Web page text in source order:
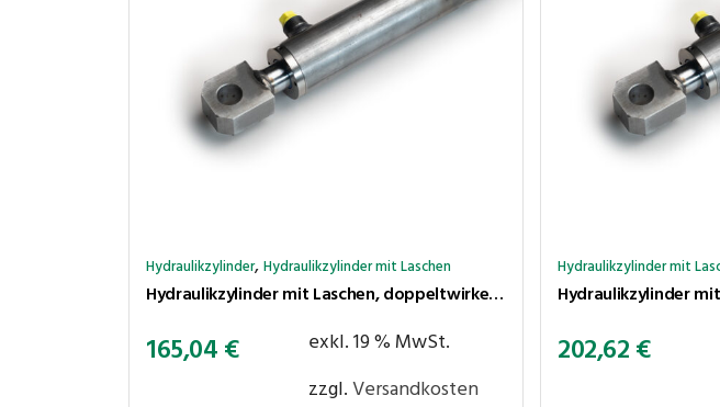
Hydraulikzylinder,Hydraulikzylinder mit Laschen
Hydraulikzylinder mit Laschen, doppeltwirkend, Hub 150 mm, Kolben ⌀40 mm, Stange ⌀20 mm
165,04€
exkl. 19 % MwSt.
zzgl.Versandkosten
Hydraulikzylinder mit
202,62€